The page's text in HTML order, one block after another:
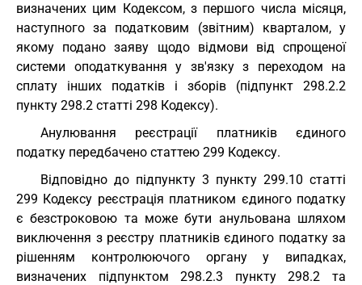
визначених цим Кодексом, з першого числа місяця,
наступного за податковим (звітним) кварталом, у
якому подано заяву щодо відмови від спрощеної
системи оподаткування у зв'язку з переходом на
сплату інших податків і зборів (підпункт 298.2.2
пункту 298.2 статті 298 Кодексу).
Анулювання реєстрації платників єдиного
податку передбачено статтею 299 Кодексу.
Відповідно до підпункту 3 пункту 299.10 статті
299 Кодексу реєстрація платником єдиного податку
є безстроковою та може бути анульована шляхом
виключення з реєстру платників єдиного податку за
рішенням контролюючого органу у випадках,
визначених підпунктом 298.2.3 пункту 298.2 та